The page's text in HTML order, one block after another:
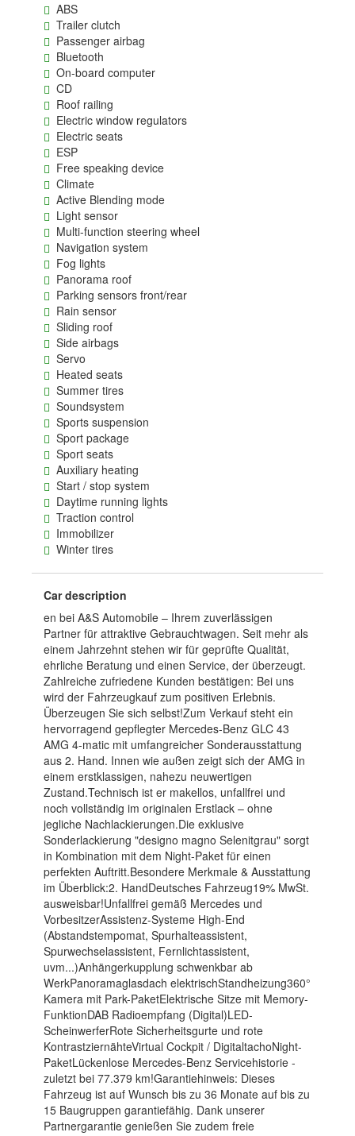
ABS
Trailer clutch
Passenger airbag
Bluetooth
On-board computer
CD
Roof railing
Electric window regulators
Electric seats
ESP
Free speaking device
Climate
Active Blending mode
Light sensor
Multi-function steering wheel
Navigation system
Fog lights
Panorama roof
Parking sensors front/rear
Rain sensor
Sliding roof
Side airbags
Servo
Heated seats
Summer tires
Soundsystem
Sports suspension
Sport package
Sport seats
Auxiliary heating
Start / stop system
Daytime running lights
Traction control
Immobilizer
Winter tires
Car description
en bei A&S Automobile – Ihrem zuverlässigen
Partner für attraktive Gebrauchtwagen. Seit mehr als
einem Jahrzehnt stehen wir für geprüfte Qualität,
ehrliche Beratung und einen Service, der überzeugt.
Zahlreiche zufriedene Kunden bestätigen: Bei uns
wird der Fahrzeugkauf zum positiven Erlebnis.
Überzeugen Sie sich selbst!Zum Verkauf steht ein
hervorragend gepflegter Mercedes-Benz GLC 43
AMG 4-matic mit umfangreicher Sonderausstattung
aus 2. Hand. Innen wie außen zeigt sich der AMG in
einem erstklassigen, nahezu neuwertigen
Zustand.Technisch ist er makellos, unfallfrei und
noch vollständig im originalen Erstlack – ohne
jegliche Nachlackierungen.Die exklusive
Sonderlackierung "designo magno Selenitgrau" sorgt
in Kombination mit dem Night-Paket für einen
perfekten Auftritt.Besondere Merkmale & Ausstattung
im Überblick:2. HandDeutsches Fahrzeug19% MwSt.
ausweisbar!Unfallfrei gemäß Mercedes und
VorbesitzerAssistenz-Systeme High-End
(Abstandstempomat, Spurhalteassistent,
Spurwechselassistent, Fernlichtassistent,
uvm...)Anhängerkupplung schwenkbar ab
WerkPanoramaglasdach elektrischStandheizung360°
Kamera mit Park-PaketElektrische Sitze mit Memory-
FunktionDAB Radioempfang (Digital)LED-
ScheinwerferRote Sicherheitsgurte und rote
KontrastziernähteVirtual Cockpit / DigitaltachoNight-
PaketLückenlose Mercedes-Benz Servicehistorie -
zuletzt bei 77.379 km!Garantiehinweis: Dieses
Fahrzeug ist auf Wunsch bis zu 36 Monate auf bis zu
15 Baugruppen garantiefähig. Dank unserer
Partnergarantie genießen Sie zudem freie